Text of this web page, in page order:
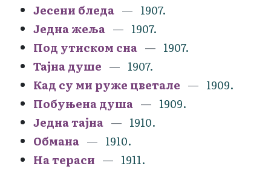
Јесени бледа
1907.
Једна жеља
1907.
Под утиском сна
1907.
Тајна душе
1907.
Кад су ми руже цветале
1909.
Побуњена душа
1909.
Једна тајна
1910.
Обмана
1910.
На тераси
1911.